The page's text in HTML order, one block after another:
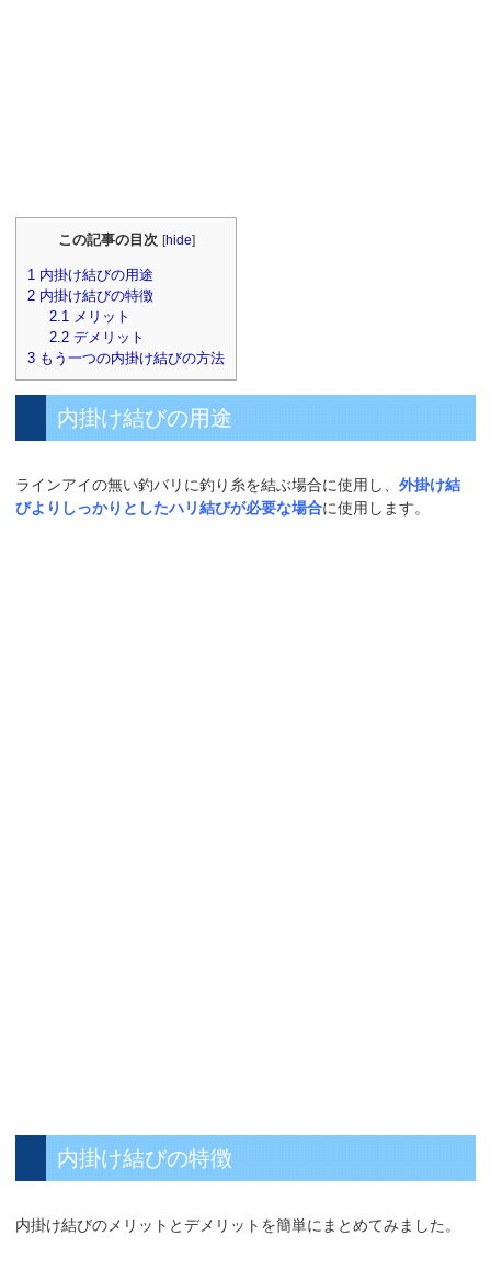
この記事の目次 [hide]
1 内掛け結びの用途
2 内掛け結びの特徴
2.1 メリット
2.2 デメリット
3 もう一つの内掛け結びの方法
内掛け結びの用途
ラインアイの無い釣バリに釣り糸を結ぶ場合に使用し、外掛け結
びよりしっかりとしたハリ結びが必要な場合に使用します。
内掛け結びの特徴
内掛け結びのメリットとデメリットを簡単にまとめてみました。